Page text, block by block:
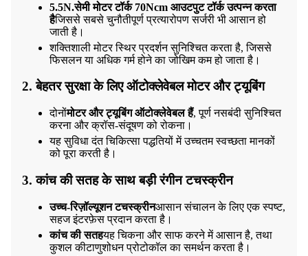
5.5N.सेमी मोटर टॉर्क 70Ncm आउटपुट टॉर्क उत्पन्न करता
हैजिससे सबसे चुनौतीपूर्ण प्रत्यारोपण सर्जरी भी आसान हो
जाती है।
शक्तिशाली मोटर स्थिर प्रदर्शन सुनिश्चित करता है, जिससे
फिसलन या अधिक गर्म होने का जोखिम कम हो जाता है।
2. बेहतर सुरक्षा के लिए ऑटोक्लेवेबल मोटर और ट्यूबिंग
दोनोंमोटर और ट्यूबिंग ऑटोक्लेवेबल हैं, पूर्ण नसबंदी सुनिश्चित
करना और क्रॉस-संदूषण को रोकना।
यह सुविधा दंत चिकित्सा पद्धतियों में उच्चतम स्वच्छता मानकों
को पूरा करती है।
3. कांच की सतह के साथ बड़ी रंगीन टचस्क्रीन
उच्च-रिज़ॉल्यूशन टचस्क्रीनआसान संचालन के लिए एक स्पष्ट,
सहज इंटरफ़ेस प्रदान करता है।
कांच की सतहयह चिकना और साफ करने में आसान है, तथा
कुशल कीटाणुशोधन प्रोटोकॉल का समर्थन करता है।